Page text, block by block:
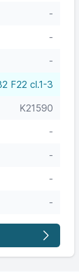
-
-
-
F22 cl.1-3
K21590
-
-
-
-